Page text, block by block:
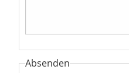
Absenden